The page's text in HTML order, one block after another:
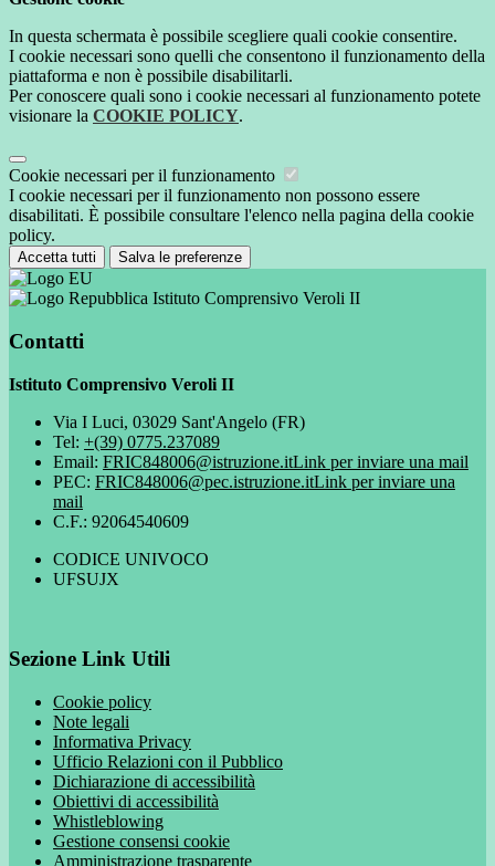
In questa schermata è possibile scegliere quali cookie consentire.
I cookie necessari sono quelli che consentono il funzionamento della
piattaforma e non è possibile disabilitarli.
Per conoscere quali sono i cookie necessari al funzionamento potete
visionare la COOKIE POLICY.
Cookie necessari per il funzionamento
I cookie necessari per il funzionamento non possono essere
disabilitati. È possibile consultare l'elenco nella pagina della cookie
policy.
Accetta tutti Salva le preferenze
Istituto Comprensivo Veroli II
Contatti
Istituto Comprensivo Veroli II
Via I Luci, 03029 Sant'Angelo (FR)
Tel: +(39) 0775.237089
Email: FRIC848006@istruzione.itLink per inviare una mail
PEC: FRIC848006@pec.istruzione.itLink per inviare una
mail
C.F.: 92064540609
CODICE UNIVOCO
UFSUJX
Sezione Link Utili
Cookie policy
Note legali
Informativa Privacy
Ufficio Relazioni con il Pubblico
Dichiarazione di accessibilità
Obiettivi di accessibilità
Whistleblowing
Gestione consensi cookie
Amministrazione trasparente